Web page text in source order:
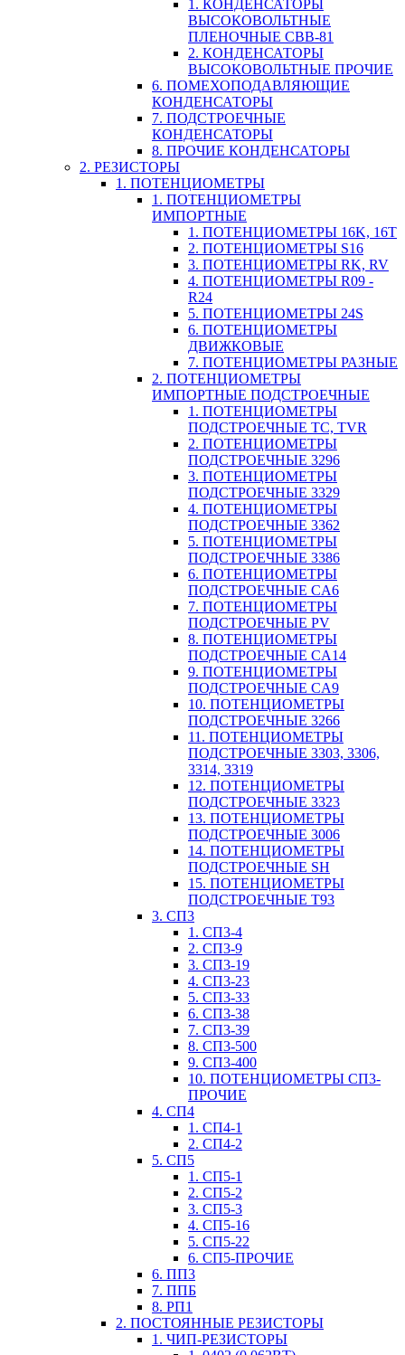
1. КОНДЕНСАТОРЫ
ВЫСОКОВОЛЬТНЫЕ
ПЛЕНОЧНЫЕ CBB-81
2. КОНДЕНСАТОРЫ
ВЫСОКОВОЛЬТНЫЕ ПРОЧИЕ
6. ПОМЕХОПОДАВЛЯЮЩИЕ
КОНДЕНСАТОРЫ
7. ПОДСТРОЕЧНЫЕ
КОНДЕНСАТОРЫ
8. ПРОЧИЕ КОНДЕНСАТОРЫ
2. РЕЗИСТОРЫ
1. ПОТЕНЦИОМЕТРЫ
1. ПОТЕНЦИОМЕТРЫ
ИМПОРТНЫЕ
1. ПОТЕНЦИОМЕТРЫ 16K, 16T
2. ПОТЕНЦИОМЕТРЫ S16
3. ПОТЕНЦИОМЕТРЫ RK, RV
4. ПОТЕНЦИОМЕТРЫ R09 -
R24
5. ПОТЕНЦИОМЕТРЫ 24S
6. ПОТЕНЦИОМЕТРЫ
ДВИЖКОВЫЕ
7. ПОТЕНЦИОМЕТРЫ РАЗНЫЕ
2. ПОТЕНЦИОМЕТРЫ
ИМПОРТНЫЕ ПОДСТРОЕЧНЫЕ
1. ПОТЕНЦИОМЕТРЫ
ПОДСТРОЕЧНЫЕ TC, TVR
2. ПОТЕНЦИОМЕТРЫ
ПОДСТРОЕЧНЫЕ 3296
3. ПОТЕНЦИОМЕТРЫ
ПОДСТРОЕЧНЫЕ 3329
4. ПОТЕНЦИОМЕТРЫ
ПОДСТРОЕЧНЫЕ 3362
5. ПОТЕНЦИОМЕТРЫ
ПОДСТРОЕЧНЫЕ 3386
6. ПОТЕНЦИОМЕТРЫ
ПОДСТРОЕЧНЫЕ CA6
7. ПОТЕНЦИОМЕТРЫ
ПОДСТРОЕЧНЫЕ PV
8. ПОТЕНЦИОМЕТРЫ
ПОДСТРОЕЧНЫЕ CA14
9. ПОТЕНЦИОМЕТРЫ
ПОДСТРОЕЧНЫЕ CA9
10. ПОТЕНЦИОМЕТРЫ
ПОДСТРОЕЧНЫЕ 3266
11. ПОТЕНЦИОМЕТРЫ
ПОДСТРОЕЧНЫЕ 3303, 3306,
3314, 3319
12. ПОТЕНЦИОМЕТРЫ
ПОДСТРОЕЧНЫЕ 3323
13. ПОТЕНЦИОМЕТРЫ
ПОДСТРОЕЧНЫЕ 3006
14. ПОТЕНЦИОМЕТРЫ
ПОДСТРОЕЧНЫЕ SH
15. ПОТЕНЦИОМЕТРЫ
ПОДСТРОЕЧНЫЕ Т93
3. СП3
1. СП3-4
2. СП3-9
3. СП3-19
4. СП3-23
5. СП3-33
6. СП3-38
7. СП3-39
8. СП3-500
9. СП3-400
10. ПОТЕНЦИОМЕТРЫ СП3-
ПРОЧИЕ
4. СП4
1. СП4-1
2. СП4-2
5. СП5
1. СП5-1
2. СП5-2
3. СП5-3
4. СП5-16
5. СП5-22
6. СП5-ПРОЧИЕ
6. ПП3
7. ППБ
8. РП1
2. ПОСТОЯННЫЕ РЕЗИСТОРЫ
1. ЧИП-РЕЗИСТОРЫ